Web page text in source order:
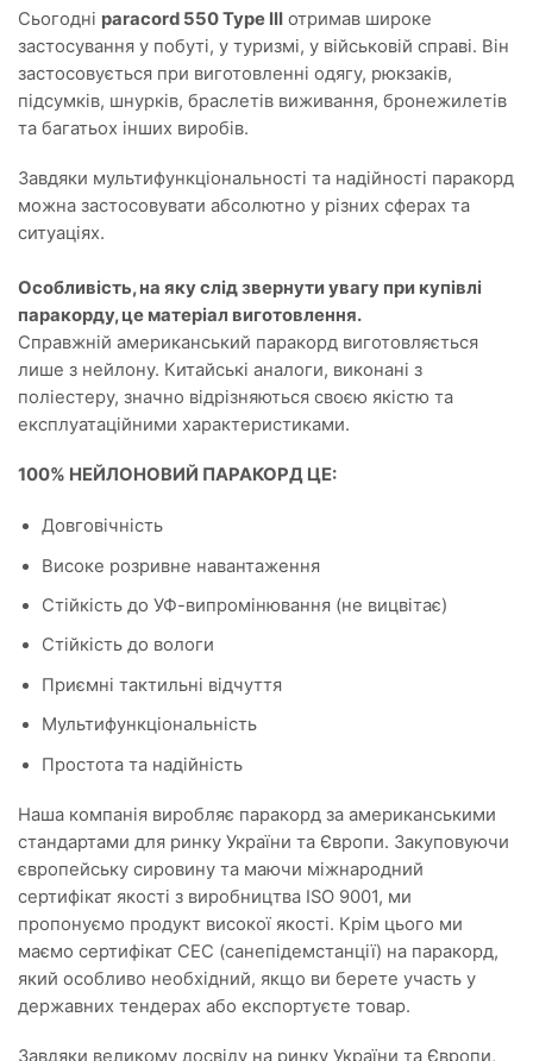
Сьогодні paracord 550 Type III отримав широке
застосування у побуті, у туризмі, у військовій справі. Він
застосовується при виготовленні одягу, рюкзаків,
підсумків, шнурків, браслетів виживання, бронежилетів
та багатьох інших виробів.
Завдяки мультифункціональності та надійності паракорд
можна застосовувати абсолютно у різних сферах та
ситуаціях.
Особливість, на яку слід звернути увагу при купівлі
паракорду, це матеріал виготовлення.
Справжній американський паракорд виготовляється
лише з нейлону. Китайські аналоги, виконані з
поліестеру, значно відрізняються своєю якістю та
експлуатаційними характеристиками.
100% НЕЙЛОНОВИЙ ПАРАКОРД ЦЕ:
Довговічність
Високе розривне навантаження
Стійкість до УФ-випромінювання (не вицвітає)
Стійкість до вологи
Приємні тактильні відчуття
Мультифункціональність
Простота та надійність
Наша компанія виробляє паракорд за американськими
стандартами для ринку України та Європи. Закуповуючи
європейську сировину та маючи міжнародний
сертифікат якості з виробництва ISO 9001, ми
пропонуємо продукт високої якості. Крім цього ми
маємо сертифікат СЕС (санепідемстанції) на паракорд,
який особливо необхідний, якщо ви берете участь у
державних тендерах або експортуєте товар.
Завдяки великому досвіду на ринку України та Європи,